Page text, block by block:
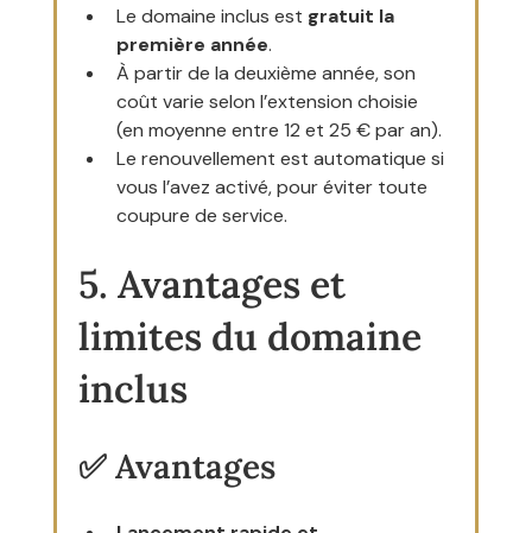
Le domaine inclus est gratuit la
première année.
À partir de la deuxième année, son
coût varie selon l’extension choisie
(en moyenne entre 12 et 25 € par an).
Le renouvellement est automatique si
vous l’avez activé, pour éviter toute
coupure de service.
5. Avantages et
limites du domaine
inclus
✅ Avantages